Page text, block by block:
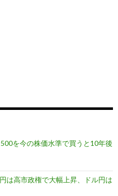
を今の株価水準で買うと10年後
は高市政権で大幅上昇、ドル円は